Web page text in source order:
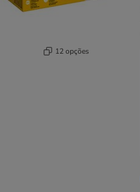
12 opções